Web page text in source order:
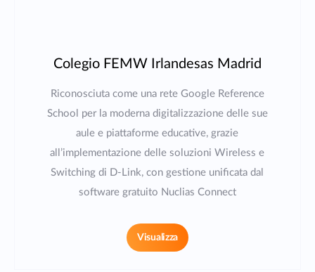
Colegio FEMW Irlandesas Madrid
Riconosciuta come una rete Google Reference
School per la moderna digitalizzazione delle sue
aule e piattaforme educative, grazie
all’implementazione delle soluzioni Wireless e
Switching di D-Link, con gestione unificata dal
software gratuito Nuclias Connect
Visualizza